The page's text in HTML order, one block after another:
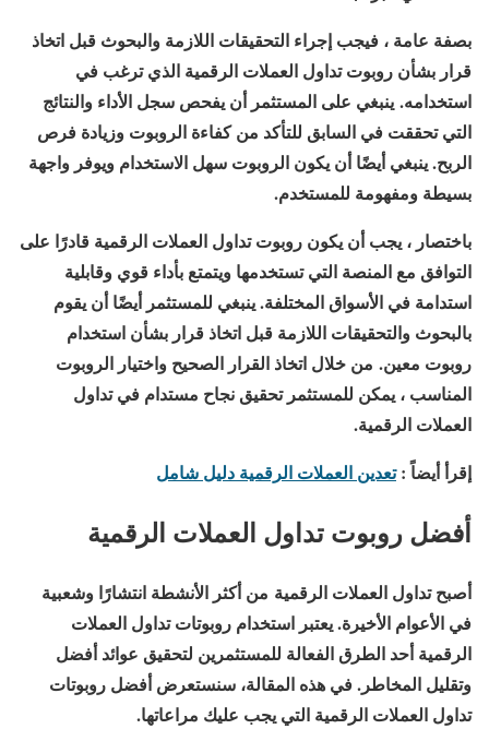
بصفة عامة ، فيجب إجراء التحقيقات اللازمة والبحوث قبل اتخاذ
قرار بشأن روبوت تداول العملات الرقمية الذي ترغب في
استخدامه. ينبغي على المستثمر أن يفحص سجل الأداء والنتائج
التي تحققت في السابق للتأكد من كفاءة الروبوت وزيادة فرص
الربح. ينبغي أيضًا أن يكون الروبوت سهل الاستخدام ويوفر واجهة
بسيطة ومفهومة للمستخدم.
باختصار ، يجب أن يكون روبوت تداول العملات الرقمية قادرًا على
التوافق مع المنصة التي تستخدمها ويتمتع بأداء قوي وقابلية
استدامة في الأسواق المختلفة. ينبغي للمستثمر أيضًا أن يقوم
بالبحوث والتحقيقات اللازمة قبل اتخاذ قرار بشأن استخدام
روبوت معين. من خلال اتخاذ القرار الصحيح واختيار الروبوت
المناسب ، يمكن للمستثمر تحقيق نجاح مستدام في تداول
العملات الرقمية.
إقرأ أيضاً :تعدين العملات الرقمية دليل شامل
أفضل روبوت تداول العملات الرقمية
أصبح تداول العملات الرقمية من أكثر الأنشطة انتشارًا وشعبية
في الأعوام الأخيرة. يعتبر استخدام روبوتات تداول العملات
الرقمية أحد الطرق الفعالة للمستثمرين لتحقيق عوائد أفضل
وتقليل المخاطر. في هذه المقالة، سنستعرض أفضل روبوتات
تداول العملات الرقمية التي يجب عليك مراعاتها.